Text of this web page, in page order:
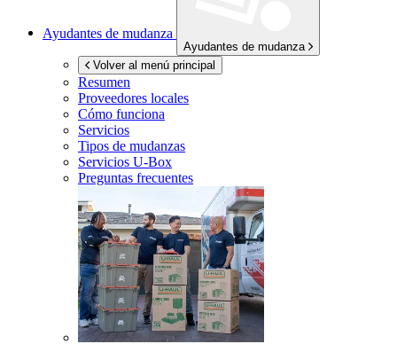
Ayudantes de mudanza
Ayudantes de mudanza
Volver al menú principal
Resumen
Proveedores locales
Cómo funciona
Servicios
Tipos de mudanzas
Servicios U-Box
Preguntas frecuentes